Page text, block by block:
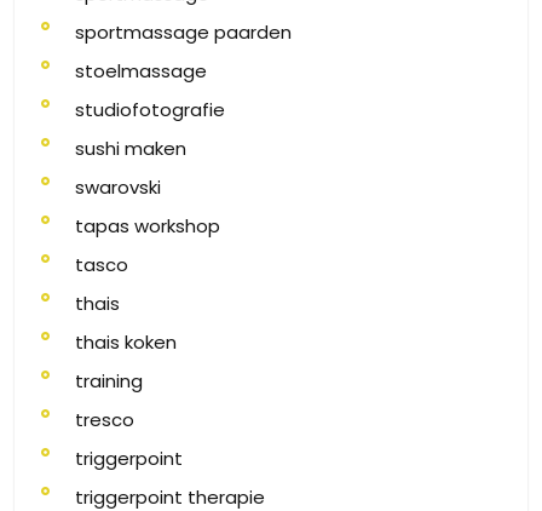
sportmassage paarden
stoelmassage
studiofotografie
sushi maken
swarovski
tapas workshop
tasco
thais
thais koken
training
tresco
triggerpoint
triggerpoint therapie